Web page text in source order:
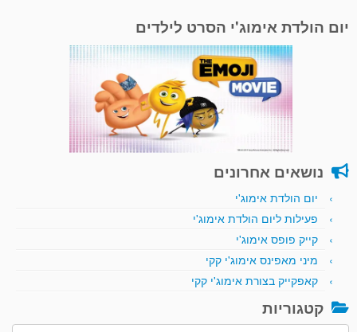
יום הולדת אימוג'י הסרט לילדים
נושאים אחרונים
יום הולדת אימוג'י
פעילות ליום הולדת אימוג'י
קייק פופס אימוג'י
מיני מאפינס אימוג'י קקי
קאפקייק בצורת אימוג'י קקי
קטגוריות